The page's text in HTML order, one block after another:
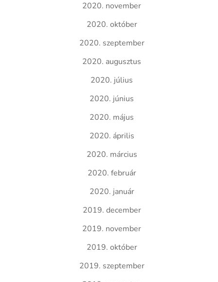
2020. november
2020. október
2020. szeptember
2020. augusztus
2020. július
2020. június
2020. május
2020. április
2020. március
2020. február
2020. január
2019. december
2019. november
2019. október
2019. szeptember